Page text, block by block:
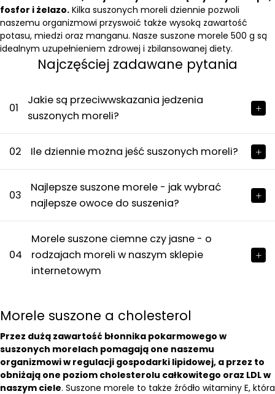
fosfor i żelazo. Kilka suszonych moreli dziennie pozwoli
naszemu organizmowi przyswoić także wysoką zawartość
potasu, miedzi oraz manganu. Nasze suszone morele 500 g są
idealnym uzupełnieniem zdrowej i zbilansowanej diety.
Najczęściej zadawane pytania
01
Jakie są przeciwwskazania jedzenia
suszonych moreli?
02 Ile dziennie można jeść suszonych moreli?
03
Najlepsze suszone morele - jak wybrać
najlepsze owoce do suszenia?
04
Morele suszone ciemne czy jasne - o
rodzajach moreli w naszym sklepie
internetowym
Morele suszone a cholesterol
Przez dużą zawartość błonnika pokarmowego w
suszonych morelach pomagają one naszemu
organizmowi w regulacji gospodarki lipidowej, a przez to
obniżają one poziom cholesterolu całkowitego oraz LDL w
naszym ciele. Suszone morele to także źródło witaminy E, która